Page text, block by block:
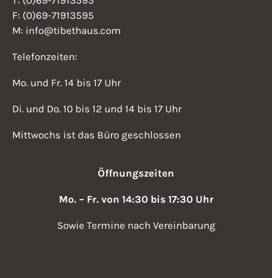
F: (0)69-71913595
M: info@tibethaus.com
Telefonzeiten:
Mo. und Fr. 14 bis 17 Uhr
Di. und Do. 10 bis 12 und 14 bis 17 Uhr
Mittwochs ist das Büro geschlossen
Öffnungszeiten
Mo. – Fr. von 14:30 bis 17:30 Uhr
Sowie Termine nach Vereinbarung